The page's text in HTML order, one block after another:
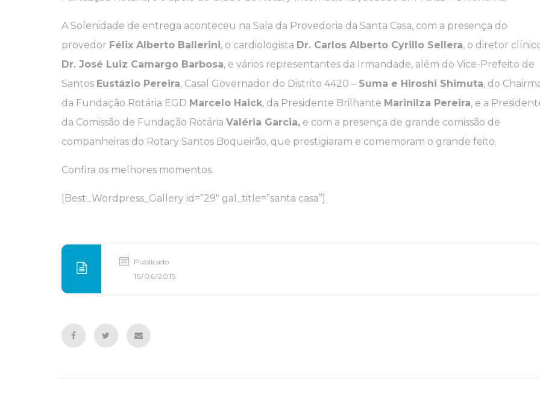
A Solenidade de entrega aconteceu na Sala da Provedoria da Santa Casa, com a presença do
provedor Félix Alberto Ballerini, o cardiologista Dr. Carlos Alberto Cyrillo Sellera, o diretor
Dr. José Luiz Camargo Barbosa, e vários representantes da Irmandade, além do Vice-Prefeito de
Santos Eustázio Pereira, Casal Governador do Distrito 4420 – Suma e Hiroshi Shimuta, do
da Fundação Rotária EGD Marcelo Haick, da Presidente Brilhante Marinilza Pereira, e a
da Comissão de Fundação Rotária Valéria Garcia, e com a presença de grande comissão de
companheiras do Rotary Santos Boqueirão, que prestigiaram e comemoram o grande feito.
Confira os melhores momentos.
[Best_Wordpress_Gallery id=”29″ gal_title=”santa casa”]
Publicado
15/06/2015